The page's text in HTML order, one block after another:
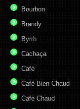
Bourbon
Brandy
Byrrh
Cachaça
Café
Café Bien Chaud
Café Chaud